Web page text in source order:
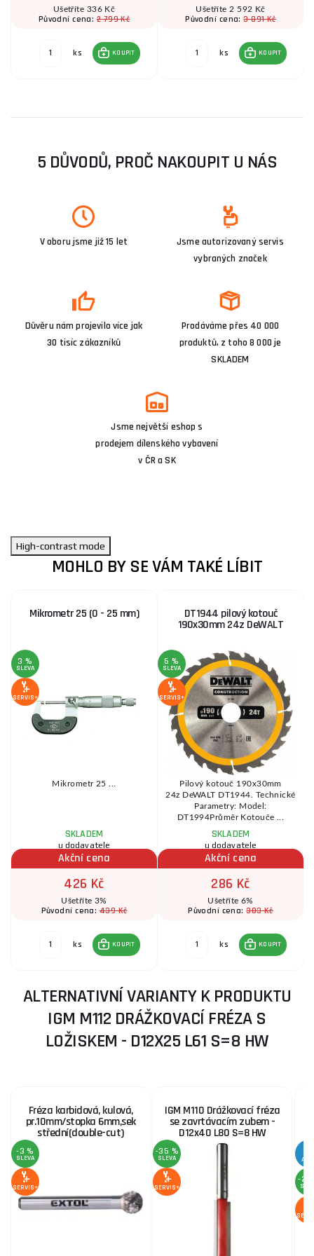
Ušetříte 336 Kč
Původní cena:2 799 Kč
ks KOUPIT
Ušetříte 2 592 Kč
Původní cena:3 891 Kč
ks KOUPIT
5 DŮVODŮ, PROČ NAKOUPIT U NÁS
V oboru jsme již 15 let
Jsme autorizovaný servis
vybraných značek
Důvěru nám projevilo více jak
30 tisíc zákazníků
Prodáváme přes 40 000
produktů, z toho 8 000 je
SKLADEM
Jsme největší eshop s
prodejem dílenského vybavení
v ČR a SK
High-contrast mode
MOHLO BY SE VÁM TAKÉ LÍBIT
Mikrometr 25 (0 - 25 mm)
3 %
SLEVA
SERVIS+
Mikrometr 25 ...
SKLADEM
u dodavatele
Akční cena
426 Kč
Ušetříte 3%
Původní cena:439 Kč
ks KOUPIT
DT1944 pilový kotouč
190x30mm 24z DeWALT
6 %
SLEVA
SERVIS+
Pilový kotouč 190x30mm
24z DeWALT DT1944. Technické
Parametry: Model:
DT1994Průměr Kotouče ...
SKLADEM
u dodavatele
Akční cena
286 Kč
Ušetříte 6%
Původní cena:303 Kč
ks KOUPIT
ALTERNATIVNÍ VARIANTY K PRODUKTU
IGM M112 DRÁŽKOVACÍ FRÉZA S
LOŽISKEM - D12X25 L61 S=8 HW
Fréza karbidová, kulová,
pr.10mm/stopka 6mm,sek
střední(double-cut)
-3 %
SLEVA
SERVIS+
IGM M110 Drážkovací fréza
se zavrtávacím zubem -
D12x40 L80 S=8 HW
-35 %
SLEVA
SERVIS+
-27